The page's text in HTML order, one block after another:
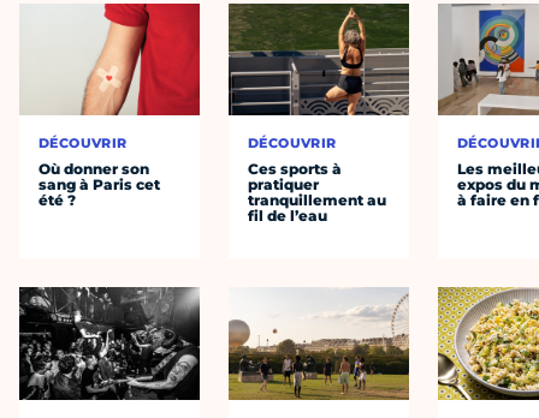
DÉCOUVRIR
Où donner son
sang à Paris cet
été ?
DÉCOUVRIR
Ces sports à
pratiquer
tranquillement au
fil de l’eau
Les
expos du
à faire en